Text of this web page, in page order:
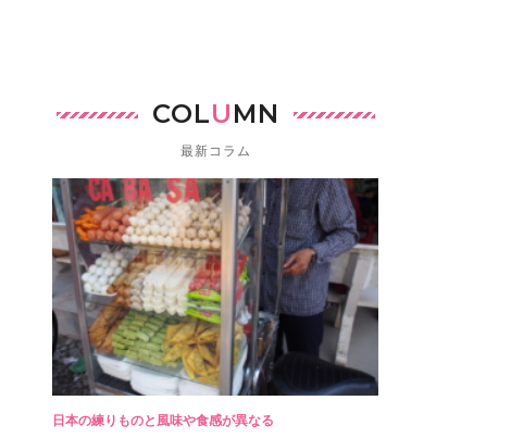
COLUMN
最新コラム
日本の練りものと風味や食感が異なる